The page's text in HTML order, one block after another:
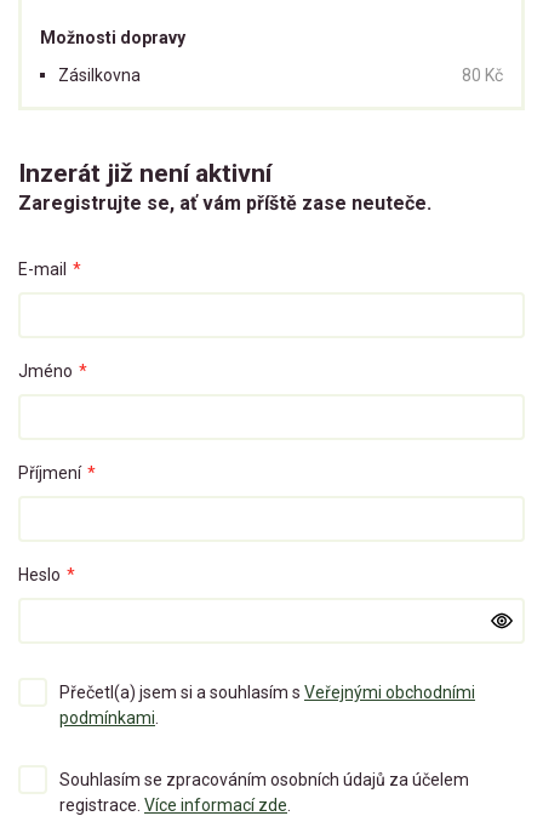
Možnosti dopravy
Zásilkovna
80 Kč
Inzerát již není aktivní
Zaregistrujte se, ať vám příště zase neuteče.
E-mail *
Jméno *
Příjmení *
Heslo *
Přečetl(a) jsem si a souhlasím s Veřejnými obchodními
podmínkami.
Souhlasím se zpracováním osobních údajů za účelem
registrace. Více informací zde.